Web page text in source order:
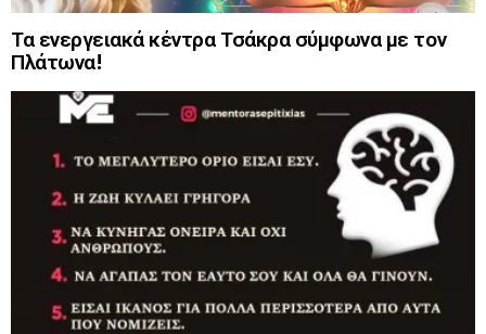
Τα ενεργειακά κέντρα Τσάκρα σύμφωνα με τον
Πλάτωνα!